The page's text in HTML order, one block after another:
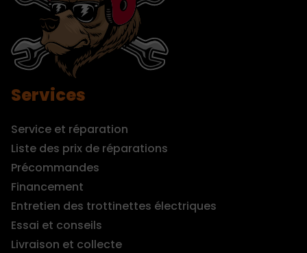
Services
Service et réparation
Liste des prix de réparations
Précommandes
Financement
Entretien des trottinettes électriques
Essai et conseils
Livraison et collecte